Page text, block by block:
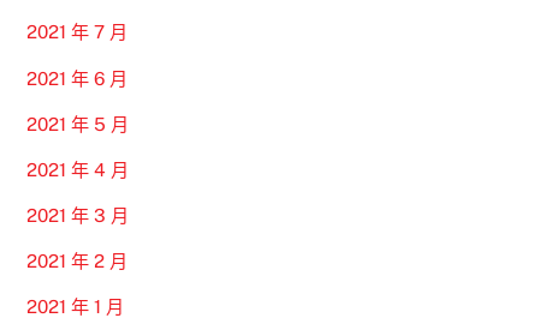
2021 年 7 月
2021 年 6 月
2021 年 5 月
2021 年 4 月
2021 年 3 月
2021 年 2 月
2021 年 1 月